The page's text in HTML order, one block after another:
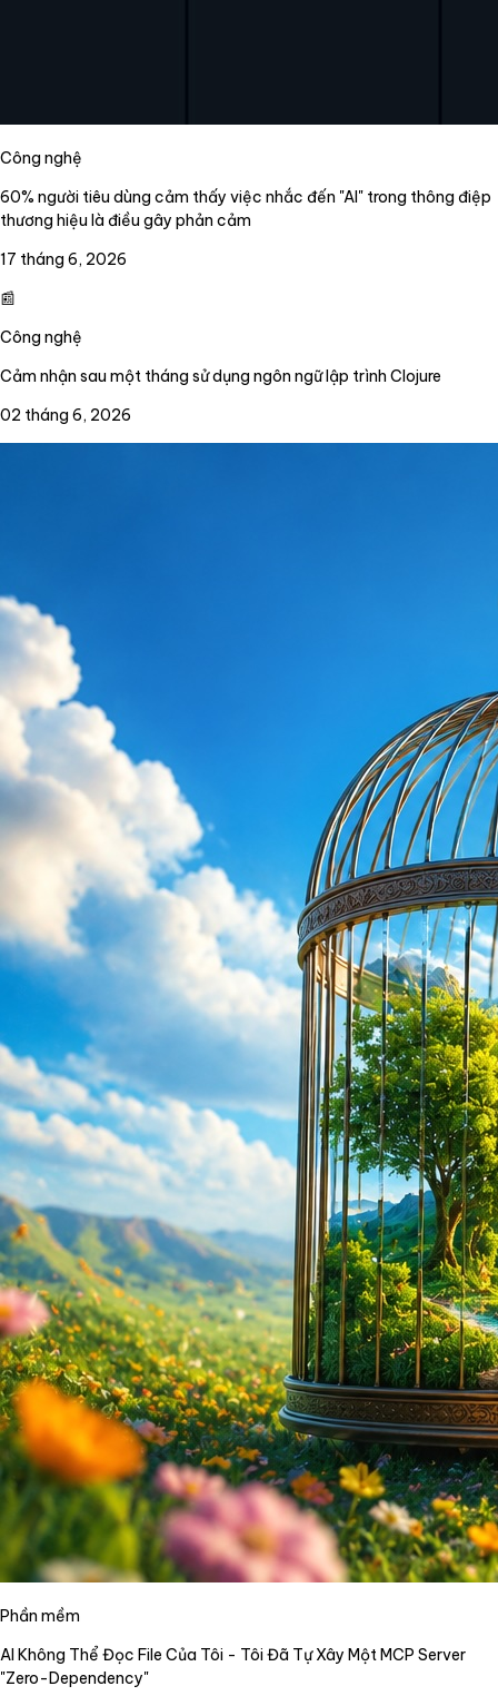
Công nghệ
60% người tiêu dùng cảm thấy việc nhắc đến "AI" trong thông điệp
thương hiệu là điều gây phản cảm
17 tháng 6, 2026
📰
Công nghệ
Cảm nhận sau một tháng sử dụng ngôn ngữ lập trình Clojure
02 tháng 6, 2026
Phần mềm
AI Không Thể Đọc File Của Tôi - Tôi Đã Tự Xây Một MCP Server
"Zero-Dependency"